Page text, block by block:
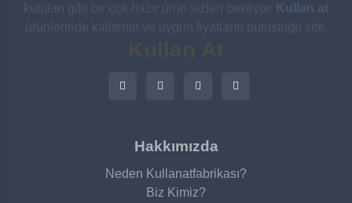
kutuları gibi bir çok hazır ürün sizleri bekliyor. Kullan at
ürünlerinde kalitenin ve uygun fiyatların buluştuğu site.
Hakkımızda
Neden Kullanatfabrikası?
Biz Kimiz?